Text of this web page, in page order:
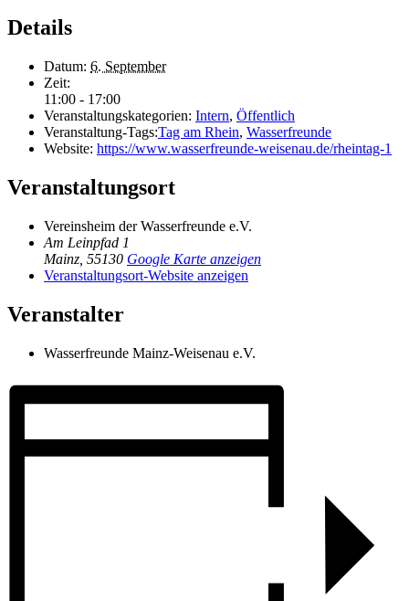
Details
Datum: 6. September
Zeit:
11:00 - 17:00
Veranstaltungskategorien: Intern, Öffentlich
Veranstaltung-Tags:Tag am Rhein, Wasserfreunde
Website: https://www.wasserfreunde-weisenau.de/rheintag-1
Veranstaltungsort
Vereinsheim der Wasserfreunde e.V.
Am Leinpfad 1
Mainz 55130 Google Karte anzeigen
Veranstaltungsort-Website anzeigen
Veranstalter
Wasserfreunde Mainz-Weisenau e.V.